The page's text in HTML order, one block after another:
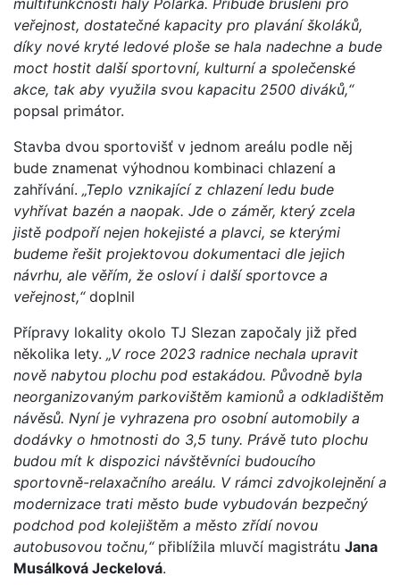
multifunkčnosti haly Polárka. Přibude bruslení pro
veřejnost, dostatečné kapacity pro plavání školáků,
díky nové kryté ledové ploše se hala nadechne a bude
moct hostit další sportovní, kulturní a společenské
akce, tak aby využila svou kapacitu 2500 diváků,“
popsal primátor.
Stavba dvou sportovišť v jednom areálu podle něj
bude znamenat výhodnou kombinaci chlazení a
zahřívání. „Teplo vznikající z chlazení ledu bude
vyhřívat bazén a naopak. Jde o záměr, který zcela
jistě podpoří nejen hokejisté a plavci, se kterými
budeme řešit projektovou dokumentaci dle jejich
návrhu, ale věřím, že osloví i další sportovce a
veřejnost,“ doplnil
Přípravy lokality okolo TJ Slezan započaly již před
několika lety. „V roce 2023 radnice nechala upravit
nově nabytou plochu pod estakádou. Původně byla
neorganizovaným parkovištěm kamionů a odkladištěm
návěsů. Nyní je vyhrazena pro osobní automobily a
dodávky o hmotnosti do 3,5 tuny. Právě tuto plochu
budou mít k dispozici návštěvníci budoucího
sportovně-relaxačního areálu. V rámci zdvojkolejnění a
modernizace trati město bude vybudován bezpečný
podchod pod kolejištěm a město zřídí novou
autobusovou točnu,“ přiblížila mluvčí magistrátu Jana
Musálková Jeckelová.